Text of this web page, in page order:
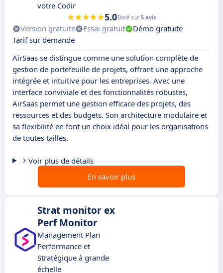
votre Codir
5.0Basé sur 5 avis
Version gratuite Essai gratuit
Démo gratuite
Tarif sur demande
AirSaas se distingue comme une solution complète de
gestion de portefeuille de projets, offrant une approche
intégrée et intuitive pour les entreprises. Avec une
interface conviviale et des fonctionnalités robustes,
AirSaas permet une gestion efficace des projets, des
ressources et des budgets. Son architecture modulaire et
sa flexibilité en font un choix idéal pour les organisations
de toutes tailles.
Voir plus de détails
En savoir plus
Strat monitor ex
Perf Monitor
Management Plan
Performance et
Stratégique à grande
échelle